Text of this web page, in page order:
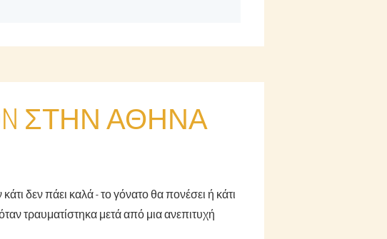
ΣΤΗΝ ΑΘΉΝΑ
δεν πάει καλά - το γόνατο θα πονέσει ή κάτι
τραυματίστηκα μετά από μια ανεπιτυχή